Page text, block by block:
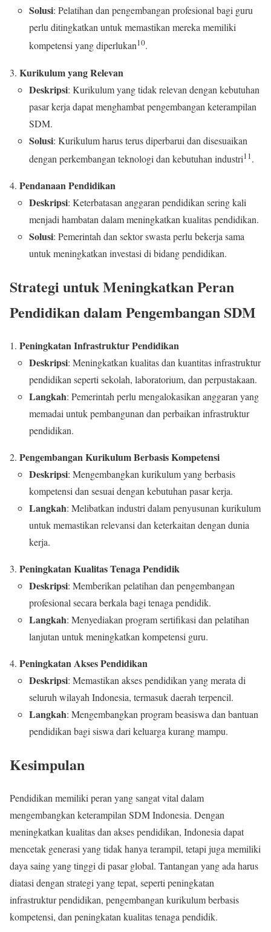
Solusi: Pelatihan dan pengembangan profesional bagi guru
perlu ditingkatkan untuk memastikan mereka memiliki
kompetensi yang diperlukan10.
Kurikulum yang Relevan
Deskripsi: Kurikulum yang tidak relevan dengan kebutuhan
pasar kerja dapat menghambat pengembangan keterampilan
SDM.
Solusi: Kurikulum harus terus diperbarui dan disesuaikan
dengan perkembangan teknologi dan kebutuhan industri11.
Pendanaan Pendidikan
Deskripsi: Keterbatasan anggaran pendidikan sering kali
menjadi hambatan dalam meningkatkan kualitas pendidikan.
Solusi: Pemerintah dan sektor swasta perlu bekerja sama
untuk meningkatkan investasi di bidang pendidikan.
Strategi untuk Meningkatkan Peran
Pendidikan dalam Pengembangan SDM
Peningkatan Infrastruktur Pendidikan
Deskripsi: Meningkatkan kualitas dan kuantitas infrastruktur
pendidikan seperti sekolah, laboratorium, dan perpustakaan.
Langkah: Pemerintah perlu mengalokasikan anggaran yang
memadai untuk pembangunan dan perbaikan infrastruktur
pendidikan.
Pengembangan Kurikulum Berbasis Kompetensi
Deskripsi: Mengembangkan kurikulum yang berbasis
kompetensi dan sesuai dengan kebutuhan pasar kerja.
Langkah: Melibatkan industri dalam penyusunan kurikulum
untuk memastikan relevansi dan keterkaitan dengan dunia
kerja.
Peningkatan Kualitas Tenaga Pendidik
Deskripsi: Memberikan pelatihan dan pengembangan
profesional secara berkala bagi tenaga pendidik.
Langkah: Menyediakan program sertifikasi dan pelatihan
lanjutan untuk meningkatkan kompetensi guru.
Peningkatan Akses Pendidikan
Deskripsi: Memastikan akses pendidikan yang merata di
seluruh wilayah Indonesia, termasuk daerah terpencil.
Langkah: Mengembangkan program beasiswa dan bantuan
pendidikan bagi siswa dari keluarga kurang mampu.
Kesimpulan
Pendidikan memiliki peran yang sangat vital dalam
mengembangkan keterampilan SDM Indonesia. Dengan
meningkatkan kualitas dan akses pendidikan, Indonesia dapat
mencetak generasi yang tidak hanya terampil, tetapi juga memiliki
daya saing yang tinggi di pasar global. Tantangan yang ada harus
diatasi dengan strategi yang tepat, seperti peningkatan
infrastruktur pendidikan, pengembangan kurikulum berbasis
kompetensi, dan peningkatan kualitas tenaga pendidik.